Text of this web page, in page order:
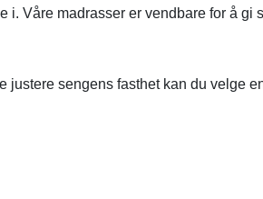
i. Våre madrasser er vendbare for å gi
justere sengens fasthet kan du velge